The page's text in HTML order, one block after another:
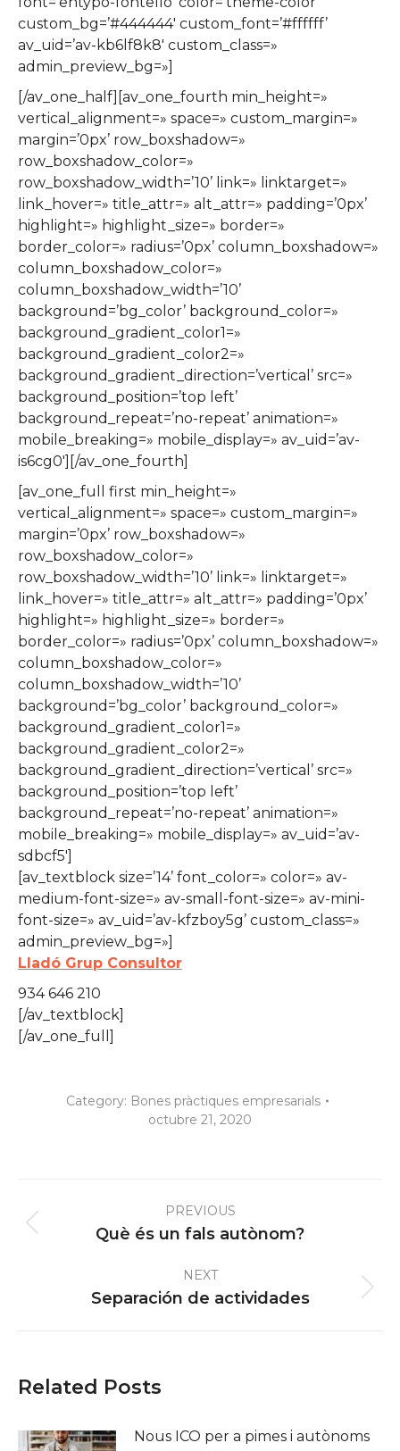
custom_bg=’#444444′ custom_font=’#ffffff’
av_uid=’av-kb6lf8k8′ custom_class=»
admin_preview_bg=»]
[/av_one_half][av_one_fourth min_height=»
vertical_alignment=» space=» custom_margin=»
margin=’0px’ row_boxshadow=»
row_boxshadow_color=»
row_boxshadow_width=’10’ link=» linktarget=»
link_hover=» title_attr=» alt_attr=» padding=’0px’
highlight=» highlight_size=» border=»
border_color=» radius=’0px’ column_boxshadow=»
column_boxshadow_color=»
column_boxshadow_width=’10’
background=’bg_color’ background_color=»
background_gradient_color1=»
background_gradient_color2=»
background_gradient_direction=’vertical’ src=»
background_position=’top left’
background_repeat=’no-repeat’ animation=»
mobile_breaking=» mobile_display=» av_uid=’av-
is6cg0′][/av_one_fourth]
[av_one_full first min_height=»
vertical_alignment=» space=» custom_margin=»
margin=’0px’ row_boxshadow=»
row_boxshadow_color=»
row_boxshadow_width=’10’ link=» linktarget=»
link_hover=» title_attr=» alt_attr=» padding=’0px’
highlight=» highlight_size=» border=»
border_color=» radius=’0px’ column_boxshadow=»
column_boxshadow_color=»
column_boxshadow_width=’10’
background=’bg_color’ background_color=»
background_gradient_color1=»
background_gradient_color2=»
background_gradient_direction=’vertical’ src=»
background_position=’top left’
background_repeat=’no-repeat’ animation=»
mobile_breaking=» mobile_display=» av_uid=’av-
sdbcf5′]
[av_textblock size=’14’ font_color=» color=» av-
medium-font-size=» av-small-font-size=» av-mini-
font-size=» av_uid=’av-kfzboy5g’ custom_class=»
admin_preview_bg=»]
Lladó Grup Consultor
934 646 210
[/av_textblock]
[/av_one_full]
Category: Bones pràctiques empresarials
octubre 21, 2020
navigationPREVIOUS
Previous
Què és un fals autònom?
NEXT
Next
Separación de actividades
Related Posts
Nous ICO per a pimes i autònoms